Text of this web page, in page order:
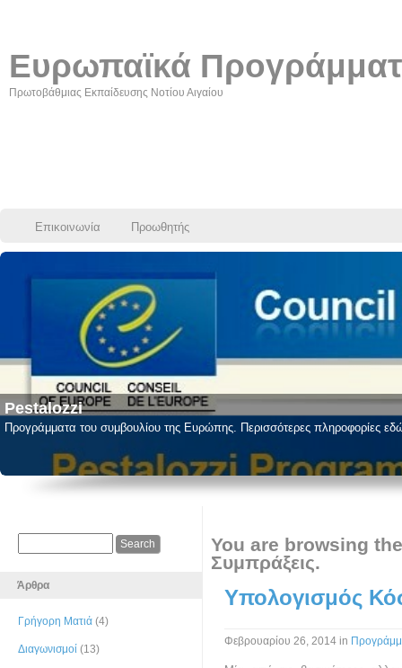
Ευρωπαϊκά
Πρωτοβάθμιας Εκπαίδευσης Νοτίου Αιγαίου
Επικοινωνία Προωθητής
Pestalozzi
Προγράμματα του συμβουλίου της Ευρώπης. Περισσότερες πληροφορίες
Άρθρα
Γρήγορη Ματιά (4)
Διαγωνισμοί (13)
You are browsing
Συμπράξεις.
Υπολογισμός
Φεβρουαρίου 26, 2014 in